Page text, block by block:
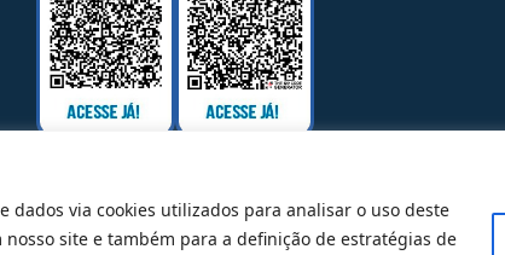
dados via cookies utilizados para analisar o uso deste
site e também para a definição de estratégias de